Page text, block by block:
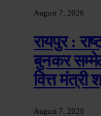
August 7, 2026
रायपुर :
बुनकर
वित्त मंत्री
August 7, 2026